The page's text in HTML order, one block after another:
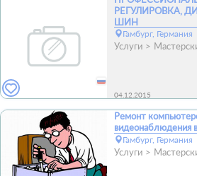
РЕГУЛИРОВКА,
ШИН
Гамбург, Германия
Услуги
04.12.2015
Ремонт
видеонаблюдения
Гамбург, Германия
Услуги